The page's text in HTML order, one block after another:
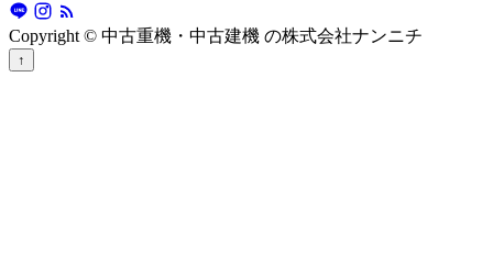
Copyright © 中古重機・中古建機 の株式会社ナンニチ
↑